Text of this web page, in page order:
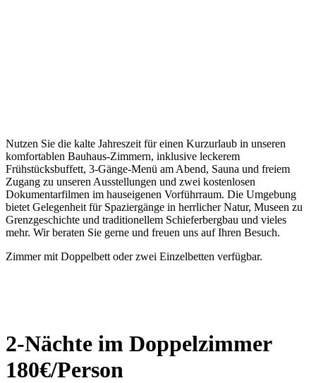
Nutzen Sie die kalte Jahreszeit für einen Kurzurlaub in unseren
komfortablen Bauhaus-Zimmern, inklusive leckerem
Frühstücksbuffett, 3-Gänge-Menü am Abend, Sauna und freiem
Zugang zu unseren Ausstellungen und zwei kostenlosen
Dokumentarfilmen im hauseigenen Vorführraum. Die Umgebung
bietet Gelegenheit für Spaziergänge in herrlicher Natur, Museen zu
Grenzgeschichte und traditionellem Schieferbergbau und vieles
mehr. Wir beraten Sie gerne und freuen uns auf Ihren Besuch.
Zimmer mit Doppelbett oder zwei Einzelbetten verfügbar.
2-Nächte im Doppelzimmer
180€/Person